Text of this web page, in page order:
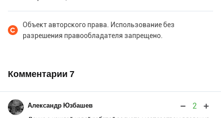
Объект авторского права. Использование без
разрешения правообладателя запрещено.
Комментарии 7
Александр Юзбашев 2